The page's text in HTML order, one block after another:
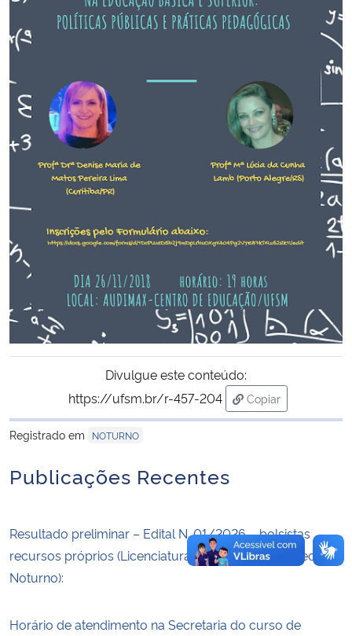
Secretaria-Geral
Secretaria de Governo
Gabinete de Segurança Institucional
Advocacia-Geral da União
Planalto
Divulgue este conteúdo:
https://ufsm.br/r-457-204
Copiar
para área de
Registrado em
NOTURNO
Publicações Recentes
Resultado preliminar – Edital N. 01/2026 – bolsistas
recursos próprios (Licenciatura em Educação Especial
Noturno):
Horário de atendimento na Secretaria do curso de